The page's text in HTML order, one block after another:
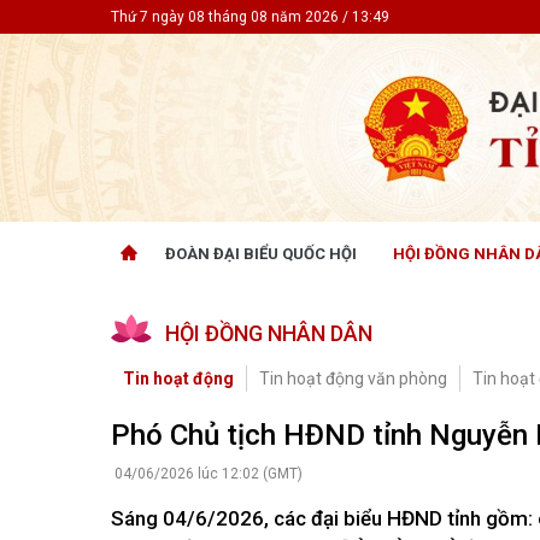
Thứ 7 ngày 08 tháng 08 năm 2026 / 13:49
ĐOÀN ĐẠI BIỂU QUỐC HỘI HỘI ĐỒNG NHÂN
Tin hoạt động
Tài liệu giám sát, khảo sát
Tin
Tài liệu
CỬ TRI QUAN TÂM
GÓP Ý
HỘI ĐỒNG NHÂN DÂN
Tin hoạt động Tin hoạt động văn phòng Tin hoạt
Phó Chủ tịch HĐND tỉnh
04/06/2026 lúc 12:02 (GMT)
Sáng 04/6/2026, các đại biểu HĐND tỉnh gồm: